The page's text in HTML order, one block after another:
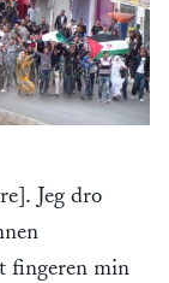
Jeg dro
fingeren min